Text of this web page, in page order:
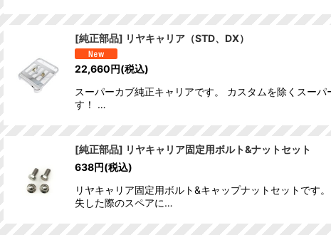
[純正部品] リヤキャリア（STD、DX）
22,660円(税込)
スーパーカブ純正キャリアです。 カスタムを除くスー
す！ …
[純正部品] リヤキャリア固定用ボルト&ナットセット
638円(税込)
リヤキャリア固定用ボルト&キャップナットセットです
失した際のスペアに…